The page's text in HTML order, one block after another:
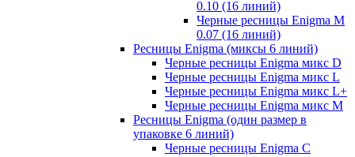
0.10 (16 линий)
Черные ресницы Enigma M
0.07 (16 линий)
Ресницы Enigma (миксы 6 линий)
Черные ресницы Enigma микс D
Черные ресницы Enigma микс L
Черные ресницы Enigma микс L+
Черные ресницы Enigma микс M
Ресницы Enigma (один размер в
упаковке 6 линий)
Черные ресницы Enigma C